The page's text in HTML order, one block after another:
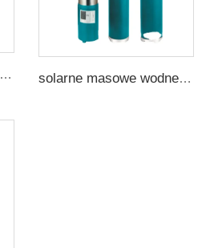
Pompe solaire solar water pump solarne masowe wodne studzienkowe pompy